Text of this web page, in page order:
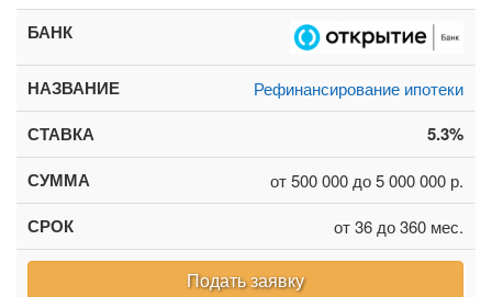
Рефинансирование ипотеки
5.3%
от 500 000 до 5 000 000 р.
от 36 до 360 мес.
Подать заявку